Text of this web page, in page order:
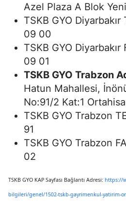
Azel Plaza A Blok
TSKB GYO
09 00
TSKB GYO
09 01
TSKB GYO Trabzon
Hatun Mahallesi,
No:91/2 Kat:1
TSKB GYO Trabzon
91
TSKB GYO Trabzon
02
TSKB GYO KAP Sayfası Bağlantı Adresi: https://
bilgileri/genel/1502-tskb-gayrimenkul-yatirim-